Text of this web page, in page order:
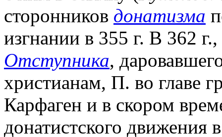
сторонников донатизма
изгнании в 355 г. В 362
Отступника,
христианам, П. во главе
Карфаген и в скором
донатистского движения